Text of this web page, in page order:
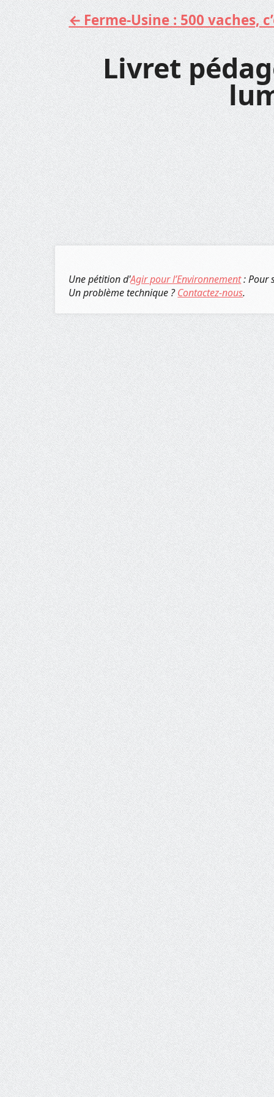
Aller
au
contenu
Ferme-Usine : 500 vaches,
Livret
Une pétition d'Agir pour l’Environnement: Pour
Un problème technique ?Contactez-nous.